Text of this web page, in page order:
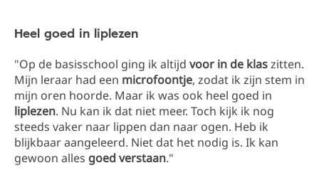
Heel goed in liplezen
"Op de basisschool ging ik altijd voor in de klaszitten.
Mijn leraar had een microfoontje, zodat ik zijn stem in
mijn oren hoorde. Maar ik was ook heel goed in
liplezen. Nu kan ik dat niet meer. Toch kijk ik nog
steeds vaker naar lippen dan naar ogen. Heb ik
blijkbaar aangeleerd. Niet dat het nodig is. Ik kan
gewoon alles goed verstaan."